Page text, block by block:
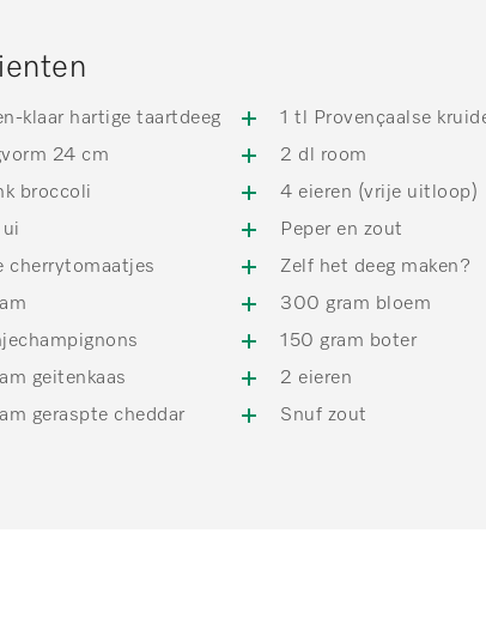
klaar hartige taartdeeg
24 cm
broccoli
ui
cherrytomaatjes
geitenkaas
geraspte cheddar
1 tl Provençaalse
2 dl room
4 eieren (vrije uitloop)
Peper en zout
Zelf het deeg maken?
300 gram bloem
150 gram boter
2 eieren
Snuf zout